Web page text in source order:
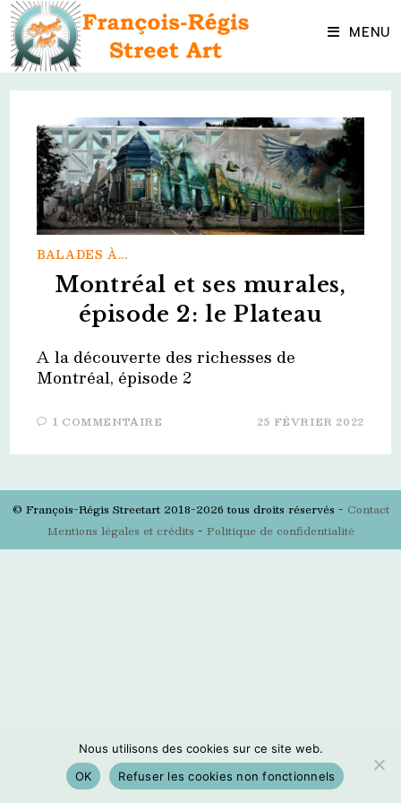
Skip
content MENU
BALADES À...
Montréal et ses murales,
épisode 2: le Plateau
A la découverte des richesses de
Montréal, épisode 2
1 COMMENTAIRE 25 FÉVRIER 2022
© François-Régis Streetart 2018-2026 tous droits réservés - Contact
Mentions légales et crédits - Politique de confidentialité
Nous utilisons des cookies sur ce site web.
OK
Refuser les cookies non fonctionnels